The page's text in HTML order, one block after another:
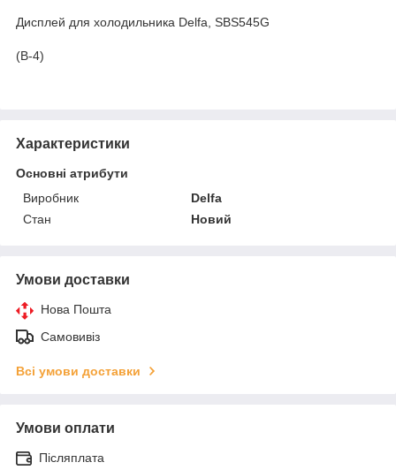
Дисплей для холодильника Delfa, SBS545G
(B-4)
Характеристики
Основні атрибути
Виробник
Delfa
Стан
Новий
Умови доставки
Нова Пошта
Самовивіз
Всі умови доставки
Умови оплати
Післяплата